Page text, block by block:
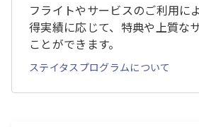
フライトやサービスのご利用に
得実績に応じて、特典や上質な
ことができます。
ステイタスプログラムについて